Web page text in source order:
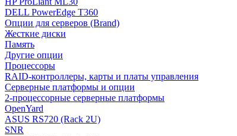
DELL PowerEdge T360
Опции для серверов (Brand)
Жесткие диски
Память
Другие опции
Процессоры
RAID-контроллеры, карты и платы управления
Серверные платформы и опции
2-процессорные серверные платформы
OpenYard
ASUS RS720 (Rack 2U)
SNR